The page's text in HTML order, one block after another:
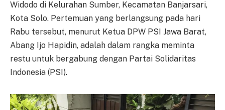
Widodo di Kelurahan Sumber, Kecamatan Banjarsari,
Kota Solo. Pertemuan yang berlangsung pada hari
Rabu tersebut, menurut Ketua DPW PSI Jawa Barat,
Abang Ijo Hapidin, adalah dalam rangka meminta
restu untuk bergabung dengan Partai Solidaritas
Indonesia (PSI).